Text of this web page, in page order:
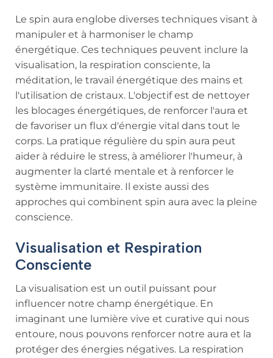
Le spin aura englobe diverses techniques visant à
manipuler et à harmoniser le champ
énergétique. Ces techniques peuvent inclure la
visualisation, la respiration consciente, la
méditation, le travail énergétique des mains et
l'utilisation de cristaux. L'objectif est de nettoyer
les blocages énergétiques, de renforcer l'aura et
de favoriser un flux d'énergie vital dans tout le
corps. La pratique régulière du spin aura peut
aider à réduire le stress, à améliorer l'humeur, à
augmenter la clarté mentale et à renforcer le
système immunitaire. Il existe aussi des
approches qui combinent spin aura avec la pleine
conscience.
Visualisation et Respiration
Consciente
La visualisation est un outil puissant pour
influencer notre champ énergétique. En
imaginant une lumière vive et curative qui nous
entoure, nous pouvons renforcer notre aura et la
protéger des énergies négatives. La respiration